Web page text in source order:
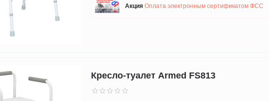
AкцияОплата электронным сертификатом ФСС
Кресло-туалет Armed FS813